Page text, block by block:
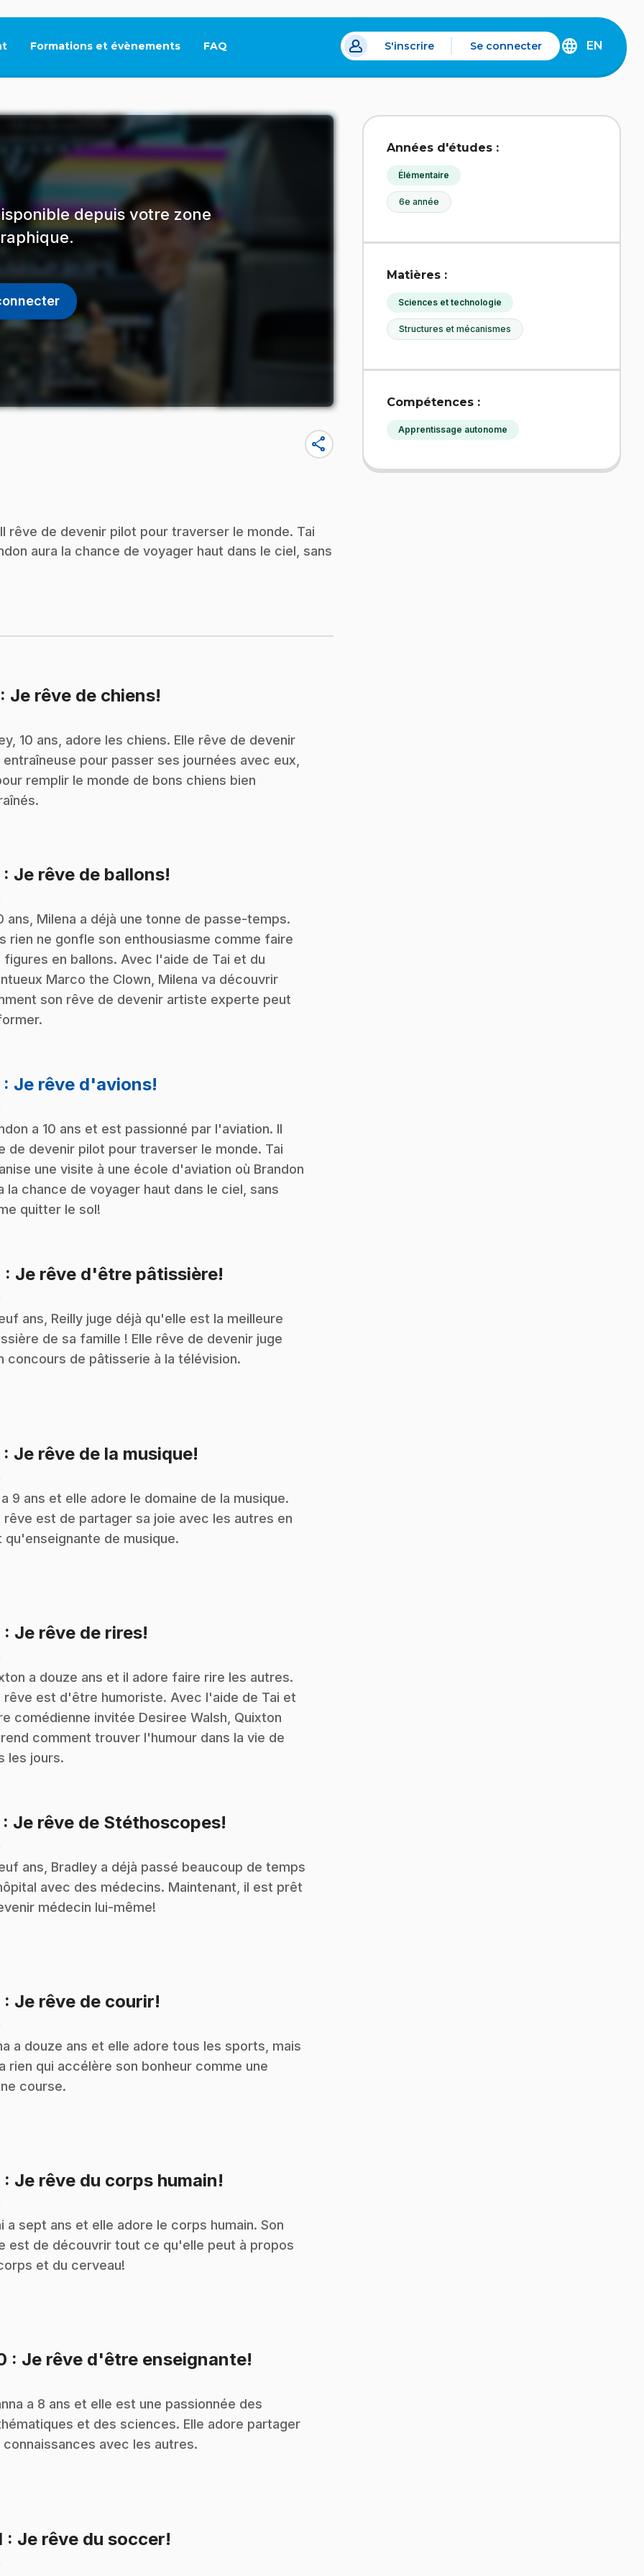
Formations et évènements FAQ
Ce lien s'ouvrira dans un nouvel onglet.
S'inscrire Se connecter
DISCOVER
EN
depuis votre zone
share
rêve de devenir pilot pour traverser le monde. Tai
aura la chance de voyager haut dans le ciel, sans
: Je rêve de chiens!
10 ans, adore les chiens. Elle rêve de devenir
entraîneuse pour passer ses journées avec eux,
remplir le monde de bons chiens bien
: Je rêve de ballons!
ans, Milena a déjà une tonne de passe-temps.
rien ne gonfle son enthousiasme comme faire
figures en ballons. Avec l'aide de Tai et du
Marco the Clown, Milena va découvrir
son rêve de devenir artiste experte peut
: Je rêve d'avions!
a 10 ans et est passionné par l'aviation. Il
de devenir pilot pour traverser le monde. Tai
une visite à une école d'aviation où Brandon
la chance de voyager haut dans le ciel, sans
quitter le sol!
: Je rêve d'être pâtissière!
ans, Reilly juge déjà qu'elle est la meilleure
de sa famille ! Elle rêve de devenir juge
concours de pâtisserie à la télévision.
: Je rêve de la musique!
a 9 ans et elle adore le domaine de la musique.
rêve est de partager sa joie avec les autres en
qu'enseignante de musique.
: Je rêve de rires!
a douze ans et il adore faire rire les autres.
rêve est d'être humoriste. Avec l'aide de Tai et
comédienne invitée Desiree Walsh, Quixton
comment trouver l'humour dans la vie de
les jours.
: Je rêve de Stéthoscopes!
ans, Bradley a déjà passé beaucoup de temps
avec des médecins. Maintenant, il est prêt
médecin lui-même!
: Je rêve de courir!
a douze ans et elle adore tous les sports, mais
rien qui accélère son bonheur comme une
course.
: Je rêve du corps humain!
a sept ans et elle adore le corps humain. Son
est de découvrir tout ce qu'elle peut à propos
et du cerveau!
: Je rêve d'être enseignante!
a 8 ans et elle est une passionnée des
et des sciences. Elle adore partager
connaissances avec les autres.
: Je rêve du soccer!
Années d'études :
Élémentaire
6e année
Matières :
Sciences et technologie
Structures et mécanismes
Compétences :
Apprentissage autonome